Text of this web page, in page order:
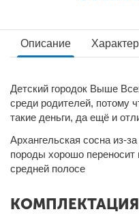
Описание
Детский городок Выше
среди родителей, потому
такие деньги, да ещё и
Архангельская сосна из-
породы хорошо
средней полосе